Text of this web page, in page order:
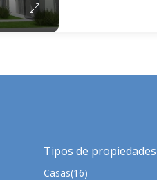
Tipos de propiedades
Casas(16)